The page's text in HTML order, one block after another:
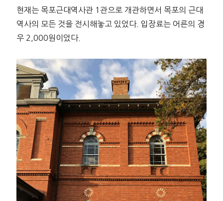
현재는 목포근대역사관 1관으로 개관하면서 목포의 근대
역사의 모든 것을 전시해놓고 있었다. 입장료는 어른의 경
우 2,000원이었다.